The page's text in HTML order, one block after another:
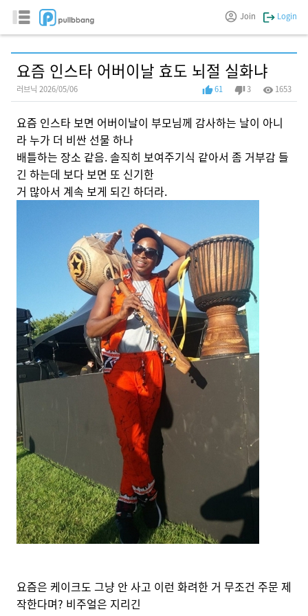
Join Login
요즘 인스타 어버이날 효도 뇌절 실화냐
러브닉 2026/05/06 61 3 1653
요즘 인스타 보면 어버이날이 부모님께 감사하는 날이 아니
라 누가 더 비싼 선물 하나
배틀하는 장소 같음. 솔직히 보여주기식 같아서 좀 거부감 들
긴 하는데 보다 보면 또 신기한
거 많아서 계속 보게 되긴 하더라.
요즘은 케이크도 그냥 안 사고 이런 화려한 거 무조건 주문 제
작한다며? 비주얼은 지리긴